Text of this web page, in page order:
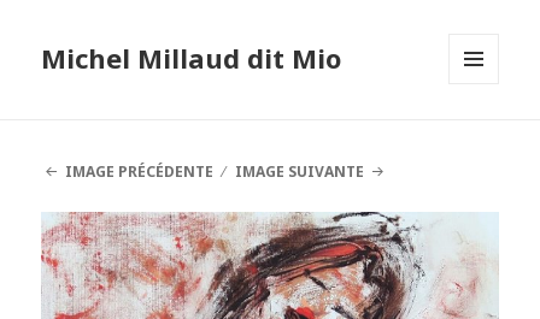
Michel Millaud dit Mio
IMAGE PRÉCÉDENTE
IMAGE SUIVANTE